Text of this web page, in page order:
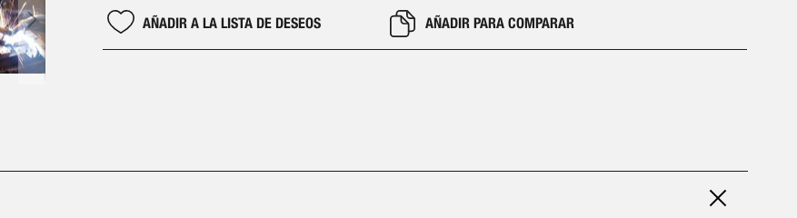
AÑADIR A LA LISTA DE DESEOS AÑADIR PARA COMPARAR